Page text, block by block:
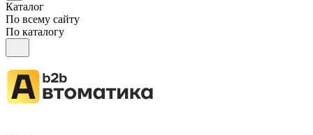
Каталог
По всему сайту
По каталогу